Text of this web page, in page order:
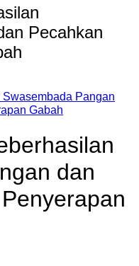
Pecahkan
Pangan
Gabah
dan